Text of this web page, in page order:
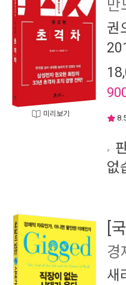
미리보기
만
권
없
[
경
새